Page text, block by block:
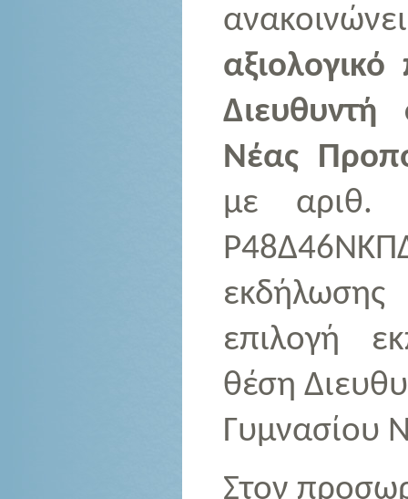
Νέας
με αριθ.
εκδήλωσης
επιλογή
θέση
Γυμνασίου
Στον